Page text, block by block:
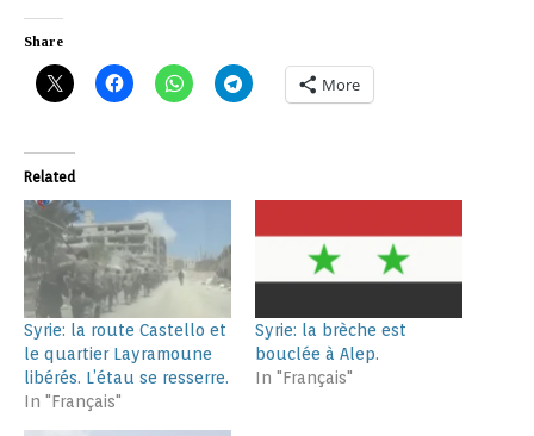
Share
More
Related
Syrie: la route Castello et
le quartier Layramoune
libérés. L’étau se resserre.
In "Français"
Syrie: la brèche est
bouclée à Alep.
In "Français"